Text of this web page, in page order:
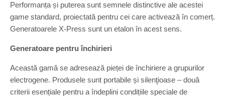
Performanța și puterea sunt semnele distinctive ale acestei
game standard, proiectată pentru cei care activează în comerț.
Generatoarele X-Press sunt un etalon în acest sens.
Generatoare pentru închirieri
Această gamă se adresează pieței de închiriere a grupurilor
electrogene. Produsele sunt portabile și silenţioase – două
criterii esențiale pentru a îndeplini condițiile speciale de